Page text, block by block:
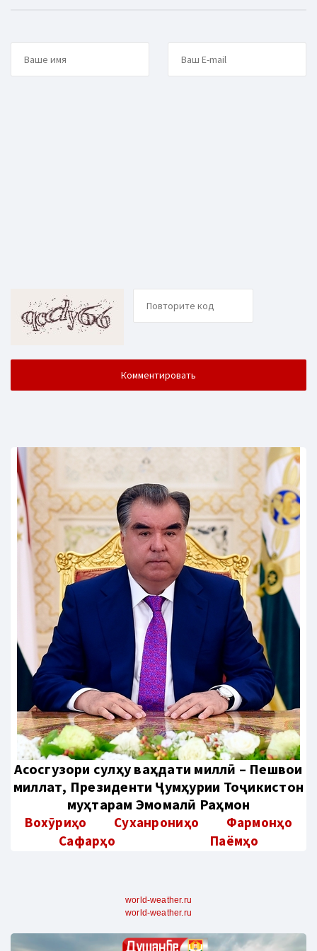
Aсосгузори сулҳу ваҳдати миллӣ – Пешвои
миллат, Президенти Ҷумҳурии Тоҷикистон
муҳтарам Эмомалӣ Раҳмон
Вохӯриҳо Суханрониҳо
Фармонҳо
Сафарҳо
Паёмҳо
world-weather.ru
world-weather.ru